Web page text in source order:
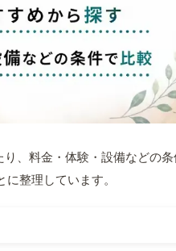
、料金・体験・設備などの
整理しています。